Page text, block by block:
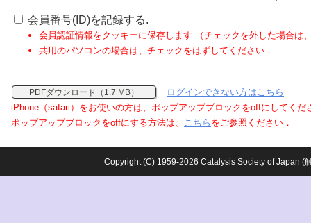
会員番号(ID)を記録する.
会員認証情報をクッキーに保存します.（チェックを外した場合は
共用のパソコンの場合は、チェックをはずしてください．
PDFダウンロード（1.7 MB）
ログインできない方はこちら
iPhone（safari）をお使いの方は、ポップアップブロックをoffにしてくだ
ポップアップブロックをoffにする方法は、 こちら をご参照ください．
Copyright (C) 1959-2026 Catalysis Society of Japan (